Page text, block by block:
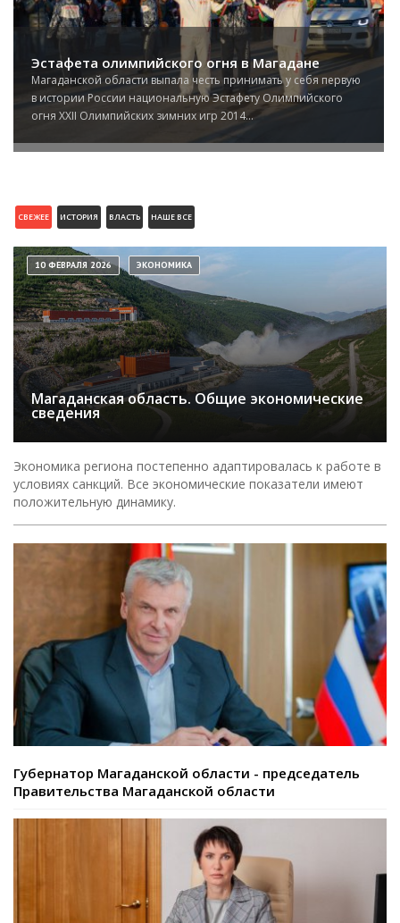
Эстафета олимпийского огня в Магадане
Магаданской области выпала честь принимать у себя первую
в истории России национальную Эстафету Олимпийского
огня XXII Олимпийских зимних игр 2014...
СВЕЖЕЕ ИСТОРИЯ ВЛАСТЬ НАШЕ ВСЕ
Магаданская область. Общие экономические
сведения
10 ФЕВРАЛЯ 2026 ЭКОНОМИКА
Экономика региона постепенно адаптировалась к работе в
условиях санкций. Все экономические показатели имеют
положительную динамику.
Губернатор Магаданской области - председатель
Правительства Магаданской области